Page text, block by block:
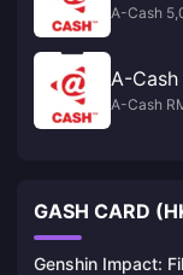
A-Cash
A-Cash
A-Cash
GASH CARD
Genshin Impact: